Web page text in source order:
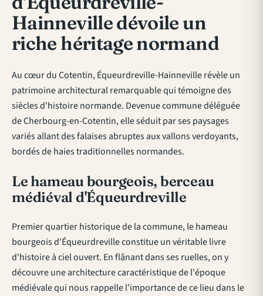
Hainneville dévoile un
riche héritage normand
Au cœur du Cotentin, Équeurdreville-Hainneville révèle un
patrimoine architectural remarquable qui témoigne des
siècles d'histoire normande. Devenue commune déléguée
de Cherbourg-en-Cotentin, elle séduit par ses paysages
variés allant des falaises abruptes aux vallons verdoyants,
bordés de haies traditionnelles normandes.
Le hameau bourgeois, berceau
médiéval d'Équeurdreville
Premier quartier historique de la commune,le hameau
bourgeois d'Équeurdrevilleconstitue un véritable livre
d'histoire à ciel ouvert. En flânant dans ses ruelles, on y
découvre une architecture caractéristique de l'époque
médiévale qui nous rappelle l'importance de ce lieu dans le